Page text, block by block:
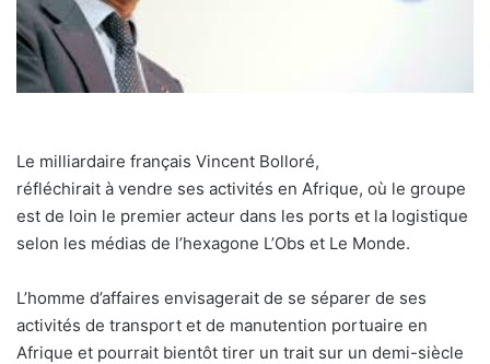
Le milliardaire français Vincent Bolloré,
réfléchirait à vendre ses activités en Afrique, où le groupe
est de loin le premier acteur dans les ports et la logistique
selon les médias de l’hexagone L’Obs et Le Monde.
L’homme d’affaires envisagerait de se séparer de ses
activités de transport et de manutention portuaire en
Afrique et pourrait bientôt tirer un trait sur un demi-siècle